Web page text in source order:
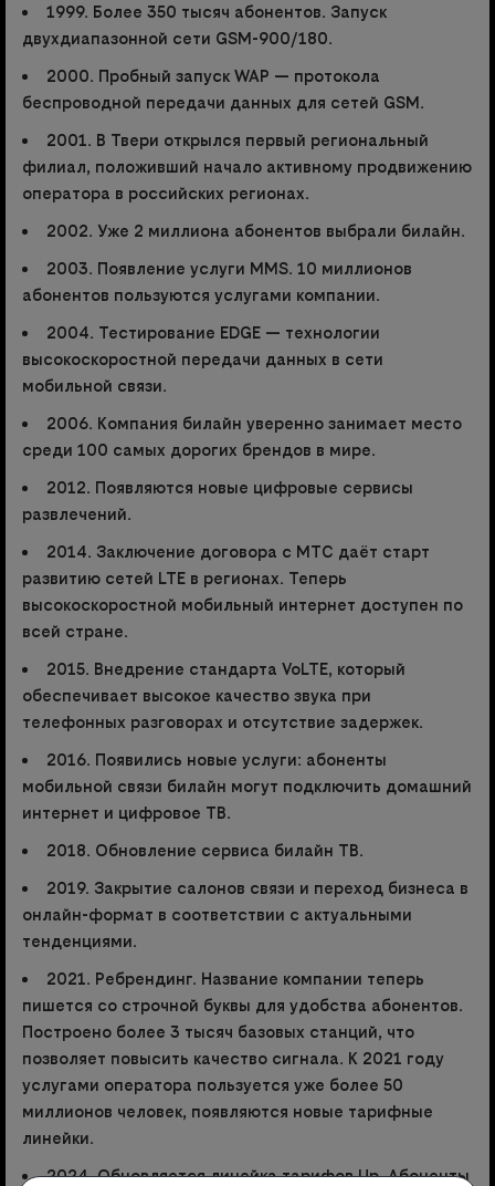
1999. Более 350 тысяч абонентов. Запуск
двухдиапазонной сети GSM-900/180.
2000. Пробный запуск WAP — протокола
беспроводной передачи данных для сетей GSM.
2001. В Твери открылся первый региональный
филиал, положивший начало активному продвижению
оператора в российских регионах.
2002. Уже 2 миллиона абонентов выбрали билайн.
2003. Появление услуги MMS. 10 миллионов
абонентов пользуются услугами компании.
2004. Тестирование EDGE — технологии
высокоскоростной передачи данных в сети
мобильной связи.
2006. Компания билайн уверенно занимает место
среди 100 самых дорогих брендов в мире.
2012. Появляются новые цифровые сервисы
развлечений.
2014. Заключение договора с МТС даёт старт
развитию сетей LTE в регионах. Теперь
высокоскоростной мобильный интернет доступен по
всей стране.
2015. Внедрение стандарта VoLTE, который
обеспечивает высокое качество звука при
телефонных разговорах и отсутствие задержек.
2016. Появились новые услуги: абоненты
мобильной связи билайн могут подключить домашний
интернет и цифровое ТВ.
2018. Обновление сервиса билайн ТВ.
2019. Закрытие салонов связи и переход бизнеса в
онлайн-формат в соответствии с актуальными
тенденциями.
2021. Ребрендинг. Название компании теперь
пишется со строчной буквы для удобства абонентов.
Построено более 3 тысяч базовых станций, что
позволяет повысить качество сигнала. К 2021 году
услугами оператора пользуется уже более 50
миллионов человек, появляются новые тарифные
линейки.
2024. Обновляется линейка тарифов Up. Абоненты